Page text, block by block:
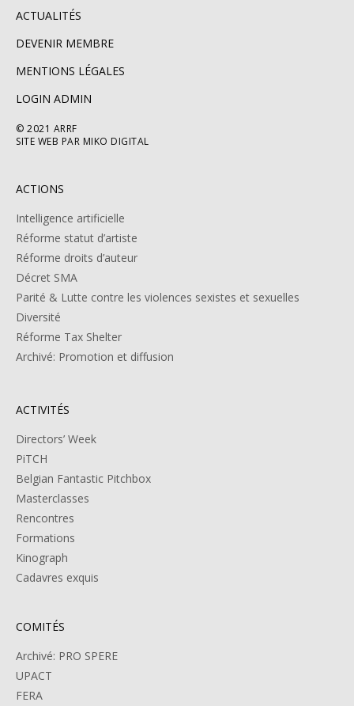
ACTUALITÉS
DEVENIR MEMBRE
MENTIONS LÉGALES
LOGIN ADMIN
© 2021 ARRF
SITE WEB PAR MIKO DIGITAL
ACTIONS
Intelligence artificielle
Réforme statut d’artiste
Réforme droits d’auteur
Décret SMA
Parité & Lutte contre les violences sexistes et sexuelles
Diversité
Réforme Tax Shelter
Archivé: Promotion et diffusion
ACTIVITÉS
Directors’ Week
PiTCH
Belgian Fantastic Pitchbox
Masterclasses
Rencontres
Formations
Kinograph
Cadavres exquis
COMITÉS
Archivé: PRO SPERE
UPACT
FERA